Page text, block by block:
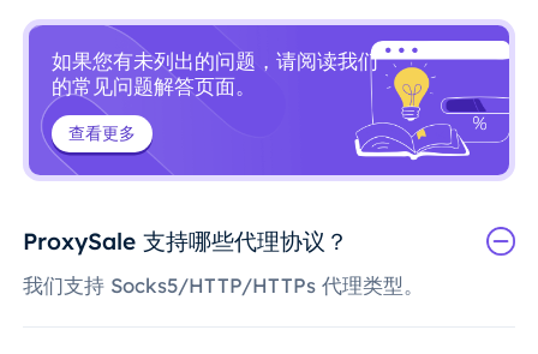
如果您有未列出的问题，请阅读我们
的常见问题解答页面。
查看更多
ProxySale 支持哪些代理协议？
我们支持 Socks5/HTTP/HTTPs 代理类型。